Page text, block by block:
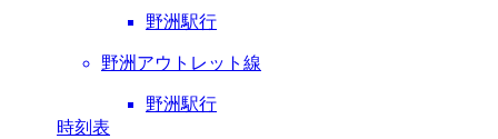
野洲駅行
野洲アウトレット線
野洲駅行
時刻表